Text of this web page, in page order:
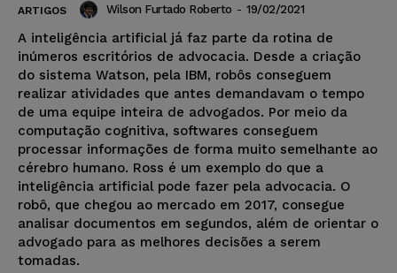
ARTIGOS Wilson Furtado Roberto - 19/02/2021
A inteligência artificial já faz parte da rotina de
inúmeros escritórios de advocacia. Desde a criação
do sistema Watson, pela IBM, robôs conseguem
realizar atividades que antes demandavam o tempo
de uma equipe inteira de advogados. Por meio da
computação cognitiva, softwares conseguem
processar informações de forma muito semelhante ao
cérebro humano. Ross é um exemplo do que a
inteligência artificial pode fazer pela advocacia. O
robô, que chegou ao mercado em 2017, consegue
analisar documentos em segundos, além de orientar o
advogado para as melhores decisões a serem
tomadas.